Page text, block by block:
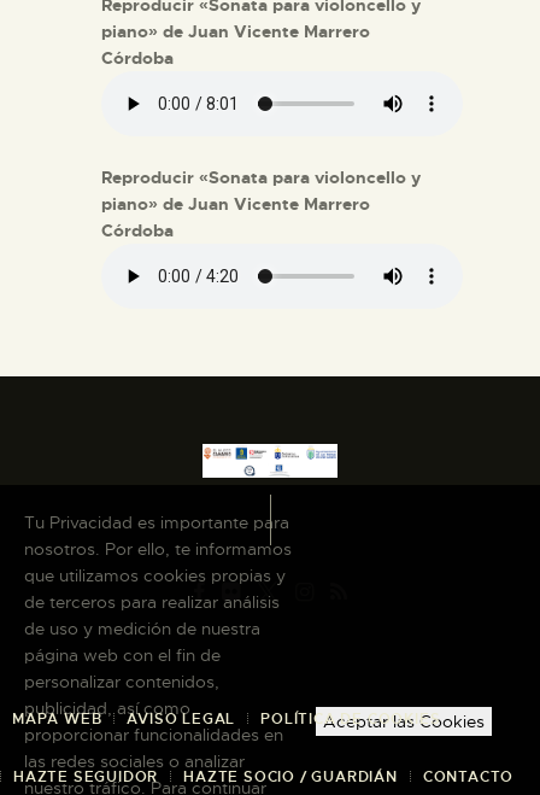
Reproducir «Sonata para violoncello y
piano» de Juan Vicente Marrero
Córdoba
Reproducir «Sonata para violoncello y
piano» de Juan Vicente Marrero
Córdoba
MAPA WEB AVISO LEGAL POLÍTICA DE COOKIES
HAZTE SEGUIDOR HAZTE SOCIO / GUARDIÁN CONTACTO
Tu Privacidad es importante para
nosotros. Por ello, te informamos
que utilizamos cookies propias y
de terceros para realizar análisis
de uso y medición de nuestra
página web con el fin de
personalizar contenidos,
publicidad, así como
proporcionar funcionalidades en
las redes sociales o analizar
nuestro tráfico. Para continuar
Aceptar las Cookies